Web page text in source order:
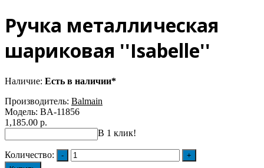
Ручка металлическая
шариковая ''Isabelle''
Наличие: Есть в наличии*
Производитель: Balmain
Модель: BA-11856
1,185.00 р.
В 1 клик!
Количество: